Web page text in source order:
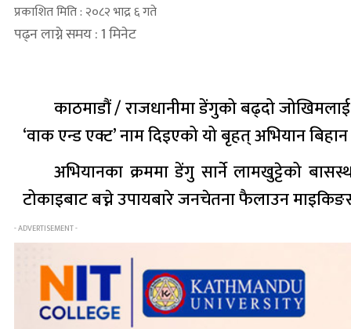
प्रकाशित मिति : २०८२ भाद्र ६ गते
पढ्न लाग्ने समय : 1 मिनेट
काठमाडौं / राजधानीमा डेंगुको बढ्दो
‘वाक एन्ड एक्ट’ नाम दिइएको यो बृहत् अभियान
अभियानका क्रममा डेंगु सार्ने लामखुट्टेको
टोकाइबाट बच्ने उपायबारे जनचेतना फैलाउन
- ADVERTISEMENT -